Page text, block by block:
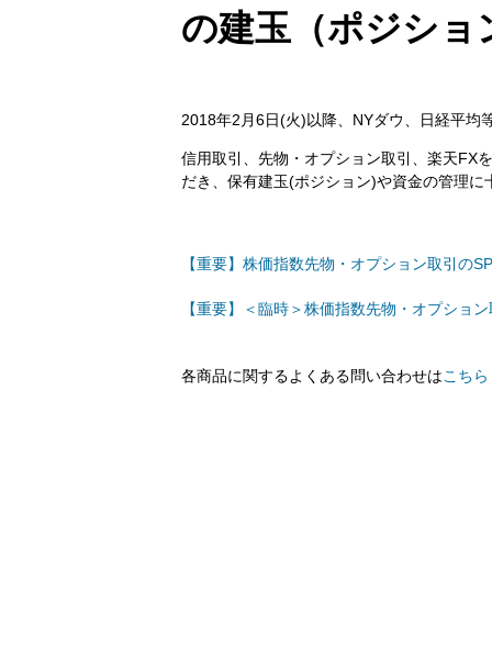
の建玉（ポジショ
2018年2月6日(火)以降、NYダウ、日経平均
信用取引、先物・オプション取引、楽天FX
だき、保有建玉(ポジション)や資金の管理
【重要】株価指数先物・オプション取引の
【重要】＜臨時＞株価指数先物・オプショ
各商品に関するよくある問い合わせはこちら